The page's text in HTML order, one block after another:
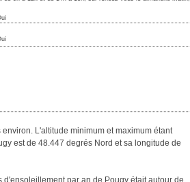
L'altitude minimum et maximum étant
est de 48.447 degrés Nord et sa longitude de
par an de Pougy était autour de